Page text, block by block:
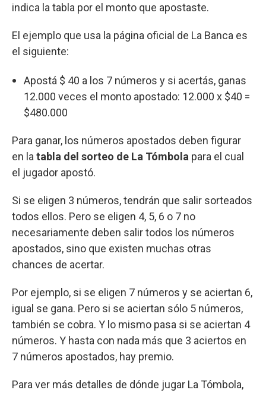
indica la tabla por el monto que apostaste.
El ejemplo que usa la página oficial de La Banca es
el siguiente:
Apostá $ 40 a los 7 números y si acertás, ganas
12.000 veces el monto apostado: 12.000 x $40 =
$480.000
Para ganar, los números apostados deben figurar
en la tabla del sorteo de La Tómbola para el cual
el jugador apostó.
Si se eligen 3 números, tendrán que salir sorteados
todos ellos. Pero se eligen 4, 5, 6 o 7 no
necesariamente deben salir todos los números
apostados, sino que existen muchas otras
chances de acertar.
Por ejemplo, si se eligen 7 números y se aciertan 6,
igual se gana. Pero si se aciertan sólo 5 números,
también se cobra. Y lo mismo pasa si se aciertan 4
números. Y hasta con nada más que 3 aciertos en
7 números apostados, hay premio.
Para ver más detalles de dónde jugar La Tómbola,